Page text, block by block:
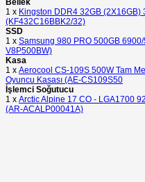
1 x Kingston DDR4 32GB
(KF432C16BBK2/32)
SSD
1 x Samsung 980 PRO 500GB
V8P500BW)
Kasa
1 x Aerocool CS-109S 500W Tam
Oyuncu Kasası (AE-CS109S50
İşlemci Soğutucu
1 x Arctic Alpine 17 CO - LGA1700
(AR-ACALP00041A)